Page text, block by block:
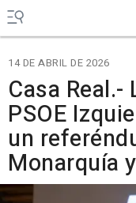
14 DE ABRIL DE 2026
Casa
PSOE
un
Monarquía